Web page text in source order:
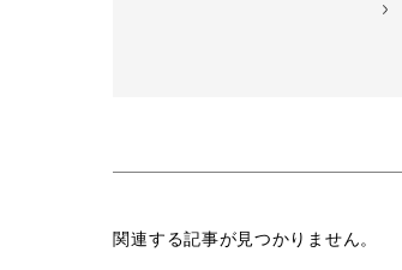
関連する記事が見つかりません。